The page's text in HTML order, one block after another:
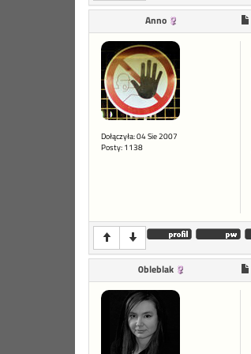
Anno
Dołączyła: 04 Sie 2007
Posty: 1138
0bleblak